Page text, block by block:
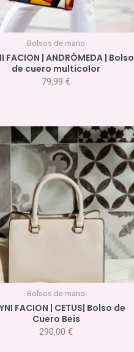
Bolsos de mano
FACION | ANDRÓMEDA | Bolso
de cuero multicolor
79,99 €
Bolsos de mano
FACION | CETUS| Bolso de
Cuero Beis
290,00 €